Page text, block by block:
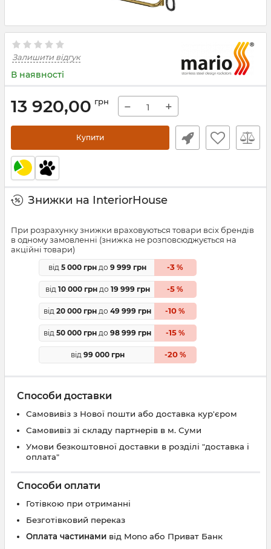
Залишити відгук
В наявності
13 920,00 грн − +
Купити
Знижки на InteriorHouse
При розрахунку знижки враховуються товари всіх брендів
в одному замовленні (знижка не розповсюджується на
акційні товари)
від 5 000 грн до 9 999 грн -3 %
від 10 000 грндо 19 999 грн -5 %
від 20 000 грн до 49 999 грн -10 %
від 50 000 грн до 98 999 грн -15%
від 99 000 грн -20%
Способи доставки
Самовивіз з Нової пошти або доставка кур'єром
Самовивіз зі складу партнерів в м. Суми
Умови безкоштовної доставки в розділі "доставка і
оплата"
Способи оплати
Готівкою при отриманні
Безготівковий переказ
Оплата частинами від Mono або Приват Банк